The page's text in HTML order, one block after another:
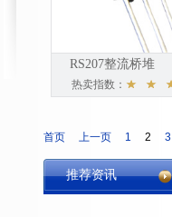
RS207整流桥堆
热卖指数：
首页 上一页 1 2 3
推荐资讯